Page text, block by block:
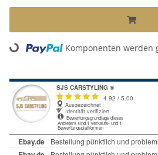
Loading... Komponenten werden